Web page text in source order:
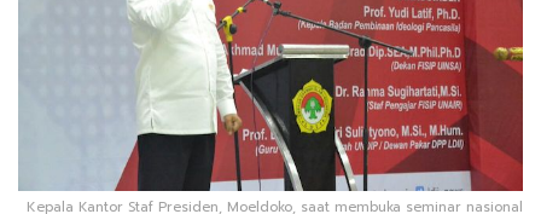
Kepala Kantor Staf Presiden, Moeldoko, saat membuka seminar nasional